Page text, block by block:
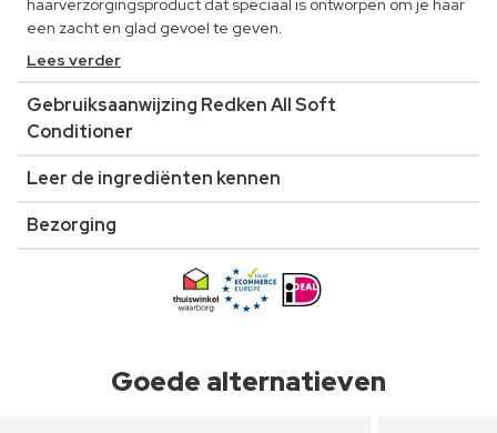
haarverzorgingsproduct dat speciaal is ontworpen om je haar
een zacht en glad gevoel te geven.
Lees verder
Gebruiksaanwijzing Redken All Soft
Conditioner
Leer de ingrediënten kennen
Bezorging
Goede alternatieven